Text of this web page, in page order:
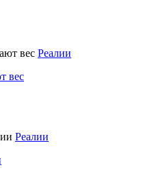
Реалии
вес
Реалии